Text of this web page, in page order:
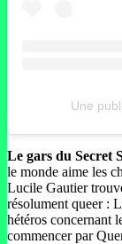
Une
Le gars du Secret
le monde aime les
Lucile Gautier
résolument queer :
hétéros concernant
commencer par